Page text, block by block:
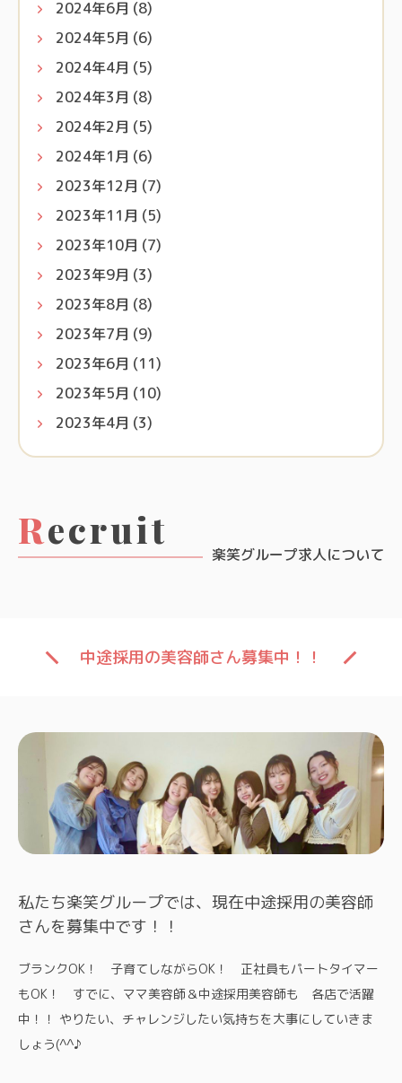
2024年6月 (8)
2024年5月 (6)
2024年4月 (5)
2024年3月 (8)
2024年2月 (5)
2024年1月 (6)
2023年12月 (7)
2023年11月 (5)
2023年10月 (7)
2023年9月 (3)
2023年8月 (8)
2023年7月 (9)
2023年6月 (11)
2023年5月 (10)
2023年4月 (3)
Recruit
楽笑グループ求人について
中途採用の美容師さん募集中！！
私たち楽笑グループでは、現在中途採用の美容師
さんを募集中です！！
ブランクOK！ 子育てしながらOK！ 正社員もパートタイマー
もOK！ すでに、ママ美容師＆中途採用美容師も 各店で活躍
中！！ やりたい、チャレンジしたい気持ちを大事にしていきま
しょう(^^♪